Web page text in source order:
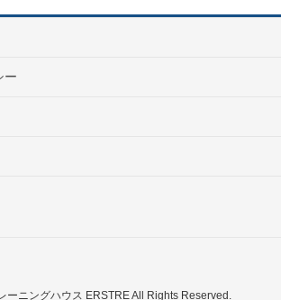
ー
ーニングハウス ERSTRE All Rights Reserved.